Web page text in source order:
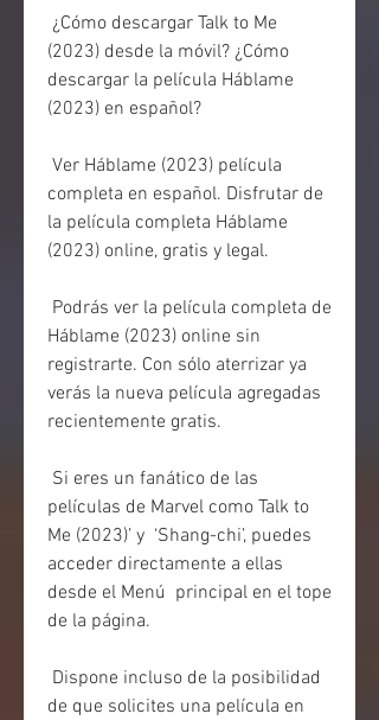
(2023) desde la móvil? ¿Cómo
descargar la película Háblame
(2023) en español?
completa en español. Disfrutar de
la película completa Háblame
(2023) online, gratis y legal.
Háblame (2023) online sin
registrarte. Con sólo aterrizar ya
verás la nueva película agregadas
recientemente gratis.
películas de Marvel como Talk to
Me (2023)’ y  ‘Shang-chi’, puedes
acceder directamente a ellas
desde el Menú  principal en el tope
de la página.
de que solicites una película en